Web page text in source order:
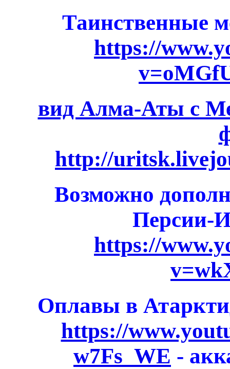
Таинственные
https://
вид Алма-Аты с
http://
Возможно
Персии-
https://
Оплавы в
https://
w7Fs_WE -